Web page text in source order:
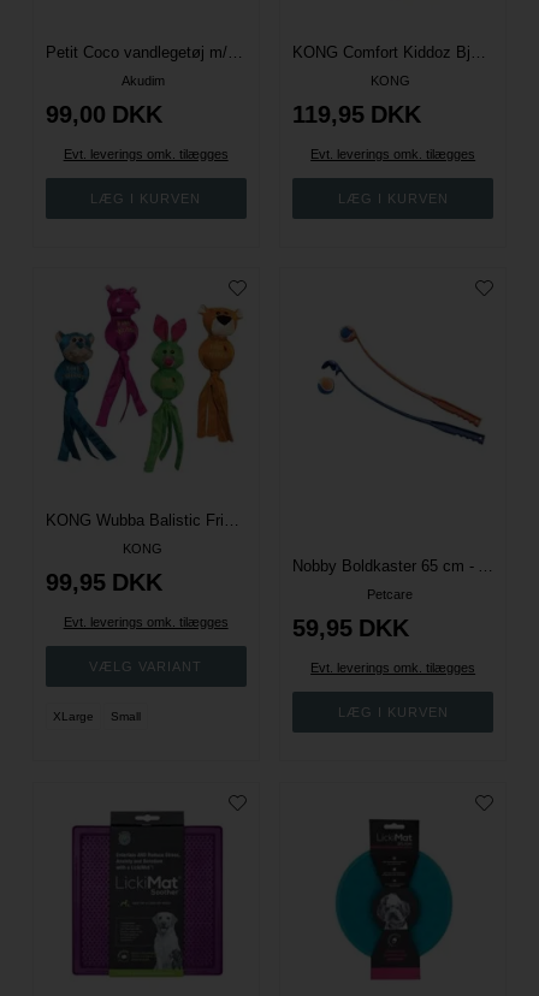
Petit Coco vandlegetøj m/svamp - Gul
Akudim
99,00 DKK
Evt. leverings omk. tilægges
KONG
119,95 DKK
Evt. leverings omk. tilægges
KONG Wubba Balistic Friends - Flere størrelser
KONG
99,95 DKK
Evt. leverings omk. tilægges
XLarge Small
Nobby Boldkaster 65 cm - Ass. farver
Petcare
59,95 DKK
Evt. leverings omk. tilægges